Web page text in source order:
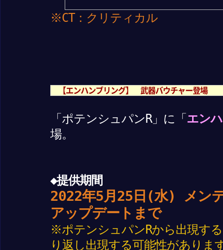
※CT：クリティカル
【エンハンブリング】 武器バウチャー登場
「ポテンシュパンR」に「エン
場。
◆提供期間
2022年5月25日(水) メン
アップデートまで
※ポテンシュパンRから出現す
り返し出現する可能性がありま